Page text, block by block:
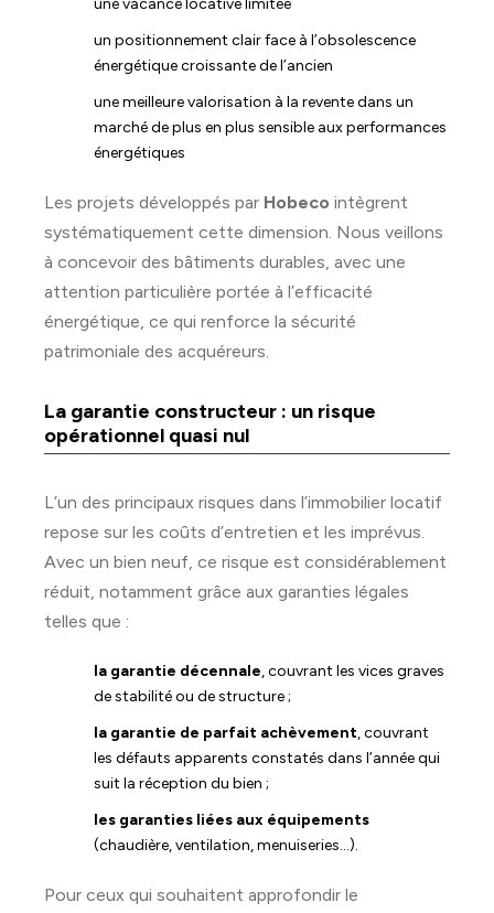
une vacance locative limitée
un positionnement clair face à l’obsolescence
énergétique croissante de l’ancien
une meilleure valorisation à la revente dans un
marché de plus en plus sensible aux performances
énergétiques
Les projets développés par Hobeco intègrent
systématiquement cette dimension. Nous veillons
à concevoir des bâtiments durables, avec une
attention particulière portée à l’efficacité
énergétique, ce qui renforce la sécurité
patrimoniale des acquéreurs.
La garantie constructeur : un risque
opérationnel quasi nul
L’un des principaux risques dans l’immobilier locatif
repose sur les coûts d’entretien et les imprévus.
Avec un bien neuf, ce risque est considérablement
réduit, notamment grâce aux garanties légales
telles que :
la garantie décennale, couvrant les vices graves
de stabilité ou de structure ;
la garantie de parfait achèvement, couvrant
les défauts apparents constatés dans l’année qui
suit la réception du bien ;
les garanties liées aux équipements
(chaudière, ventilation, menuiseries…).
Pour ceux qui souhaitent approfondir le